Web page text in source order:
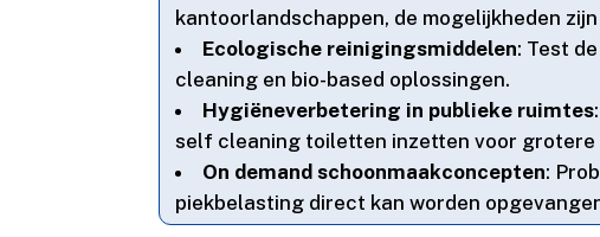
kantoorlandschappen, de mogelijkheden
Ecologische reinigingsmiddelen: Test
cleaning en bio-based oplossingen.​
Hygiëneverbetering in publieke ruimtes
self cleaning toiletten inzetten voor grotere
On demand schoonmaakconcepten:
piekbelasting direct kan worden